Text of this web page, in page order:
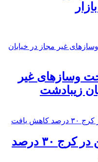
وسازهای غیر
زیبادشت
️قیمت مسکن در کرج ۳۰ درصد